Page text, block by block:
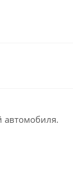
автомобиля.